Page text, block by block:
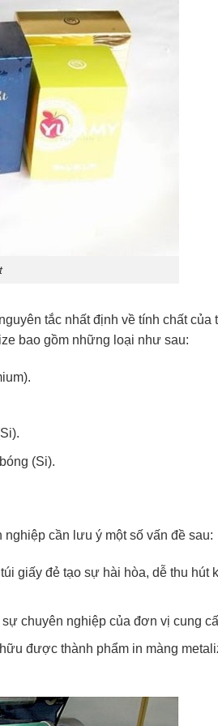
tắc nhất định về tính chất của
bao gồm những loại như sau:
(Si).
cần lưu ý một số vấn đề sau:
giấy đẻ tạo sự hài hòa, dễ thu hút
chuyên nghiệp của đơn vị cung
được thành phẩm in màng